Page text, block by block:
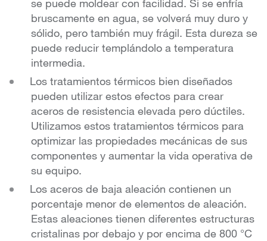
se puede moldear con facilidad. Si se enfría
bruscamente en agua, se volverá muy duro y
sólido, pero también muy frágil. Esta dureza se
puede reducir templándolo a temperatura
intermedia.
Los tratamientos térmicos bien diseñados
pueden utilizar estos efectos para crear
aceros de resistencia elevada pero dúctiles.
Utilizamos estos tratamientos térmicos para
optimizar las propiedades mecánicas de sus
componentes y aumentar la vida operativa de
su equipo.
Los aceros de baja aleación contienen un
porcentaje menor de elementos de aleación.
Estas aleaciones tienen diferentes estructuras
cristalinas por debajo y por encima de 800 °C